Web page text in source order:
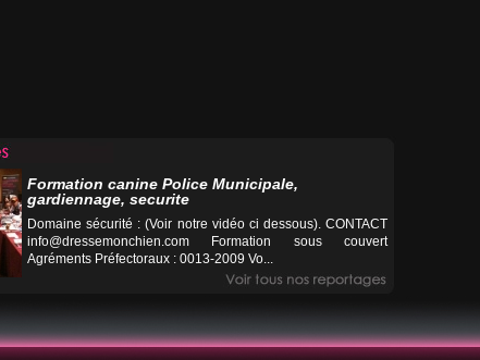
Formation canine Police Municipale,
gardiennage, securite
Domaine sécurité : (Voir notre vidéo ci dessous). CONTACT
info@dressemonchien.com Formation sous couvert
Agréments Préfectoraux : 0013-2009 Vo...